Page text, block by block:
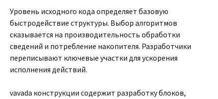
Уровень исходного кода определяет базовую
быстродействие структуры. Выбор алгоритмов
сказывается на производительность обработки
сведений и потребление накопителя. Разработчики
переписывают ключевые участки для ускорения
исполнения действий.
vavada конструкции содержит разработку блоков,